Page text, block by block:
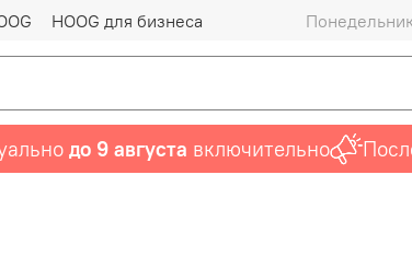
HOOG для бизнеса
до 9 августавключительно